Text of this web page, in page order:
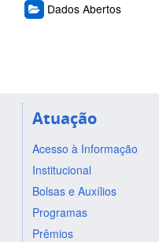
Dados Abertos
Atuação
Acesso à Informação
Institucional
Bolsas e Auxílios
Programas
Prêmios